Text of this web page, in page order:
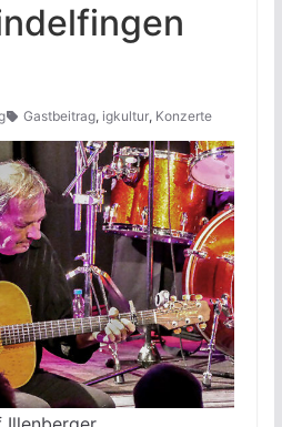
Gastbeitrag, igkultur, Konzerte